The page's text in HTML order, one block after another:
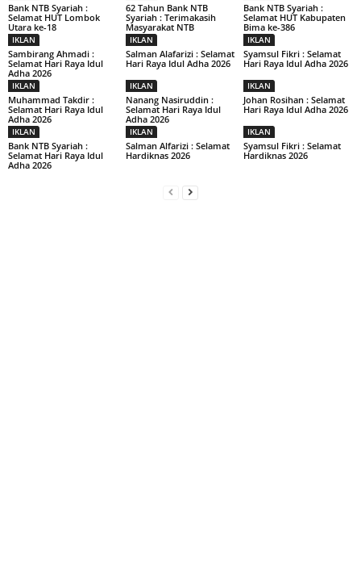
Bank NTB Syariah :
Selamat HUT Lombok
Utara ke-18
62 Tahun Bank NTB
Syariah : Terimakasih
Masyarakat NTB
Bank NTB Syariah :
Selamat HUT Kabupaten
Bima ke-386
IKLAN
Sambirang Ahmadi :
Selamat Hari Raya Idul
Adha 2026
IKLAN
Salman Alafarizi : Selamat
Hari Raya Idul Adha 2026
IKLAN
Syamsul Fikri : Selamat
Hari Raya Idul Adha 2026
IKLAN
Muhammad Takdir :
Selamat Hari Raya Idul
Adha 2026
IKLAN
Nanang Nasiruddin :
Selamat Hari Raya Idul
Adha 2026
IKLAN
Johan Rosihan : Selamat
Hari Raya Idul Adha 2026
IKLAN
Bank NTB Syariah :
Selamat Hari Raya Idul
Adha 2026
IKLAN
Salman Alfarizi : Selamat
Hardiknas 2026
IKLAN
Syamsul Fikri : Selamat
Hardiknas 2026